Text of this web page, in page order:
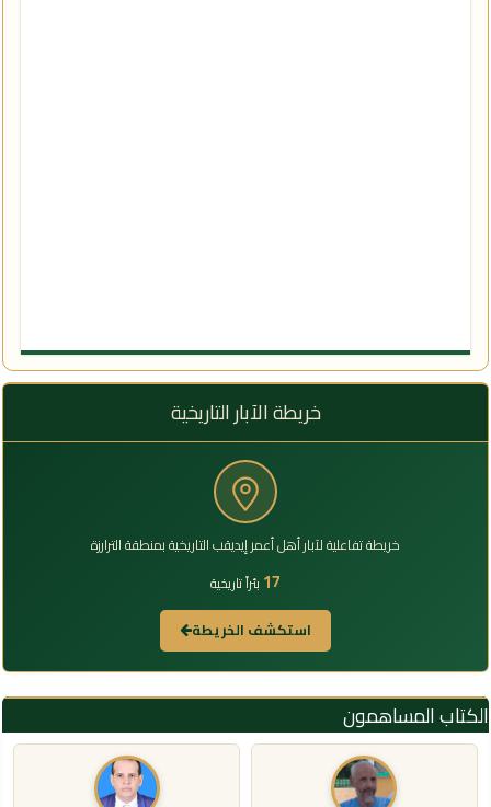
خريطة الآبار التاريخية
خريطة تفاعلية لآبار أهل أعمر إيديقب التاريخية بمنطقة الترارزة
17 بئراً تاريخية
استكشف الخريطة
الكتاب المساهمون